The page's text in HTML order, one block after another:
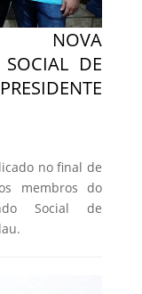
NOVA
DE
no final de
membros do
Social de